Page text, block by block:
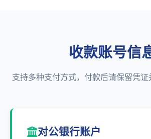
收款账号信
支持多种支付方式，付款后请保留凭
对公银行账户